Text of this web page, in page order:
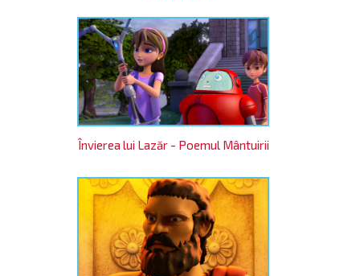
Învierea lui Lazăr - Poemul Mântuirii